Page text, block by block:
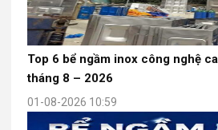
Top 6 bể ngầm inox công nghệ
tháng 8 – 2026
01-08-2026 10:59